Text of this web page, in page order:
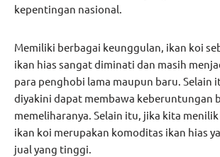
kepentingan nasional.
Memiliki berbagai keunggulan, ikan koi
ikan hias sangat diminati dan masih
para penghobi lama maupun baru. Selain
diyakini dapat membawa keberuntungan
memeliharanya. Selain itu, jika kita
ikan koi merupakan komoditas ikan hias
jual yang tinggi.